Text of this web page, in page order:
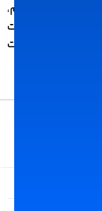
دانا اشاره کردیم،
مشاهده امکانات
تفاوت‌ها رو به صورت